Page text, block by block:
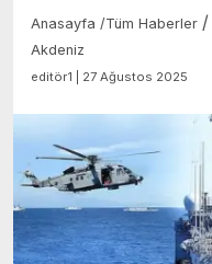
Anasayfa /Tüm Haberler /
Akdeniz
editör1 | 27 Ağustos 2025